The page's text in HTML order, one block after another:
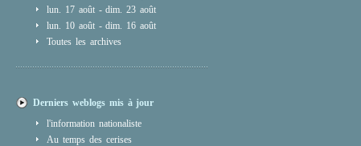
lun. 17 août - dim. 23 août
lun. 10 août - dim. 16 août
Toutes les archives
Derniers weblogs mis à jour
l'information nationaliste
Au temps des cerises